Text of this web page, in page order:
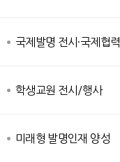
국제발명 전시·국제협력
학생교원 전시/행사
미래형 발명인재 양성